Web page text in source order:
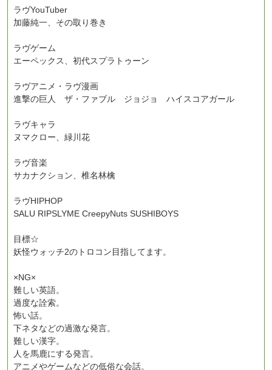
ラヴYouTuber
加藤純一、その取り巻き
ラヴゲーム
エーペックス、初代スプラトゥーン
ラヴアニメ・ラヴ漫画
進撃の巨人 ザ・ファブル ジョジョ ハイスコアガール
ラヴキャラ
ヌマクロー、緑川花
ラヴ音楽
サカナクション、椎名林檎
ラヴHIPHOP
SALU RIPSLYME CreepyNuts SUSHIBOYS
目標☆
妖怪ウォッチ2のトロコン目指してます。
×NG×
難しい英語。
過度な詮索。
怖い話。
下ネタなどの過激な発言。
難しい漢字。
人を馬鹿にする発言。
アニメやゲームなどの低俗な会話。